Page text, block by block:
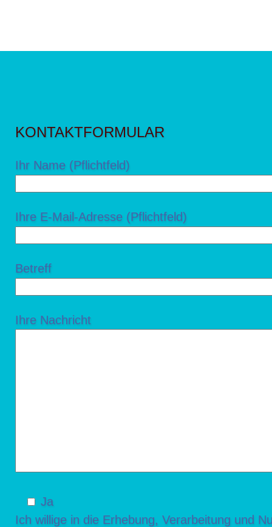
KONTAKTFORMULAR
Ihr Name (Pflichtfeld)
Ihre E-Mail-Adresse (Pflichtfeld)
Betreff
Ihre Nachricht
Ja
Ich willige in die Erhebung, Verarbeitung und